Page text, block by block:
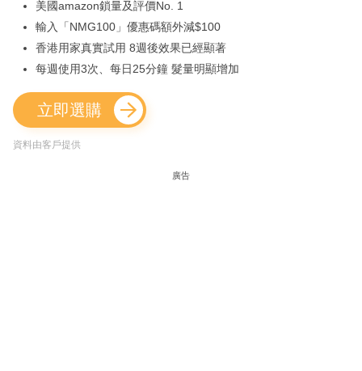
美國amazon鎖量及評價No. 1
輸入「NMG100」優惠碼額外減$100
香港用家真實試用 8週後效果已經顯著
每週使用3次、每日25分鐘 髮量明顯增加
立即選購
資料由客戶提供
廣告